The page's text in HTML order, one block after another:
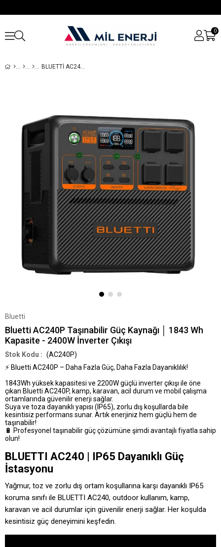
0
BLUETTI AC240P TAŞINABILIR GÜÇ KAYNAĞI │ 1843 WH KAPASITE - 2400W İNVERTER ÇIKIŞI
Bluetti
Bluetti AC240P Taşınabilir Güç Kaynağı │ 1843 Wh
Kapasite - 2400W İnverter Çıkışı
(AC240P)
⚡ Bluetti AC240P – Daha Fazla Güç, Daha Fazla Dayanıklılık!
1843Wh yüksek kapasitesi ve 2200W güçlü inverter çıkışı ile öne
çıkan Bluetti AC240P, kamp, karavan, acil durum ve mobil çalışma
ortamlarında güvenilir enerji sağlar.
Suya ve toza dayanıklı yapısı (IP65), zorlu dış koşullarda bile
kesintisiz performans sunar. Artık enerjiniz hem güçlü hem de
taşınabilir!
🔋 Profesyonel taşınabilir güç çözümüne şimdi avantajlı fiyatla sahip
olun!
BLUETTI AC240 | IP65 Dayanıklı Güç
İstasyonu
Yağmur, toz ve zorlu dış ortam koşullarına karşı dayanıklı IP65
koruma sınıfı ile BLUETTI AC240, outdoor kullanım, kamp,
karavan ve acil durumlar için güvenilir enerji sağlar. Her koşulda
kesintisiz güç deneyimini keşfedin.